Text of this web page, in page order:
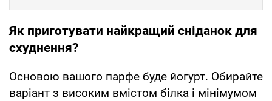
Як приготувати найкращий сніданок для
схуднення?
Основою вашого парфе буде йогурт. Обирайте
варіант з високим вмістом білка і мінімумом